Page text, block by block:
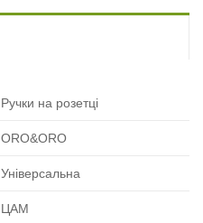
Ручки на розетці
ORO&ORO
Універсальна
ЦАМ